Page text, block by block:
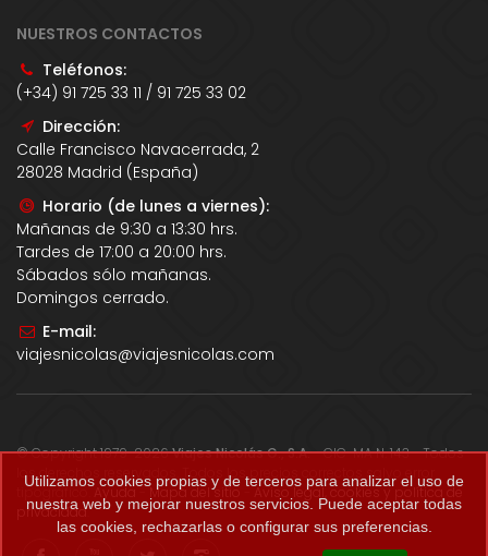
NUESTROS CONTACTOS
Teléfonos:
(+34) 91 725 33 11 / 91 725 33 02
Dirección:
Calle Francisco Navacerrada, 2
28028 Madrid (España)
Horario (de lunes a viernes):
Mañanas de 9:30 a 13:30 hrs.
Tardes de 17:00 a 20:00 hrs.
Sábados sólo mañanas.
Domingos cerrado.
E-mail:
viajesnicolas@viajesnicolas.com
© Copyright 1979-2026Viajes Nicolás G., S.A.- CIC-MA N. 143 - Todos
los derechos reservados. Todos los precios correctos salvo error
tipográfico. Ayuda-Mapa del sitio -Aviso legal, cookies y política de
privacidad.
Utilizamos cookies propias y de terceros para analizar el uso de
nuestra web y mejorar nuestros servicios. Puede aceptar todas
las cookies, rechazarlas o configurar sus preferencias.